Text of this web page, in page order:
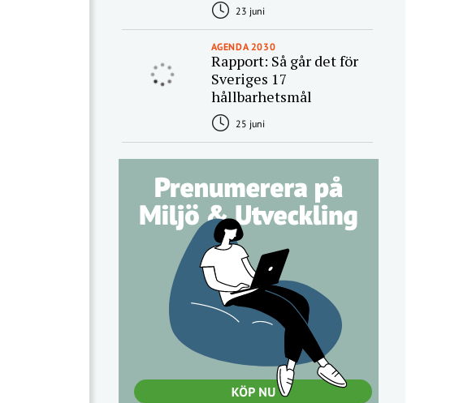
23 juni
AGENDA 2030
Rapport: Så går det för
Sveriges 17
hållbarhetsmål
25 juni